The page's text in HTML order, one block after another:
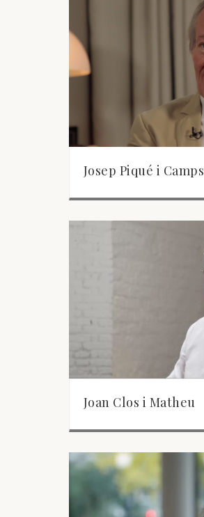
Josep Piqué i Camps
Joan Clos i Matheu